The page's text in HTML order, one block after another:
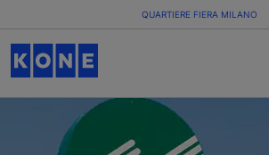
QUARTIERE FIERA MILANO